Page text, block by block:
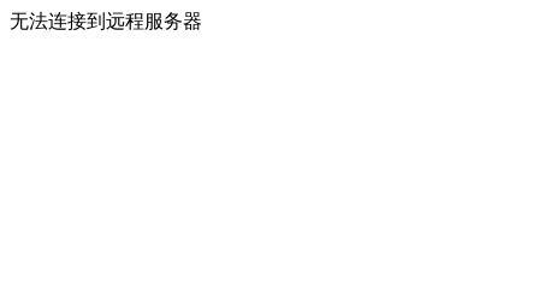
无法连接到远程服务器